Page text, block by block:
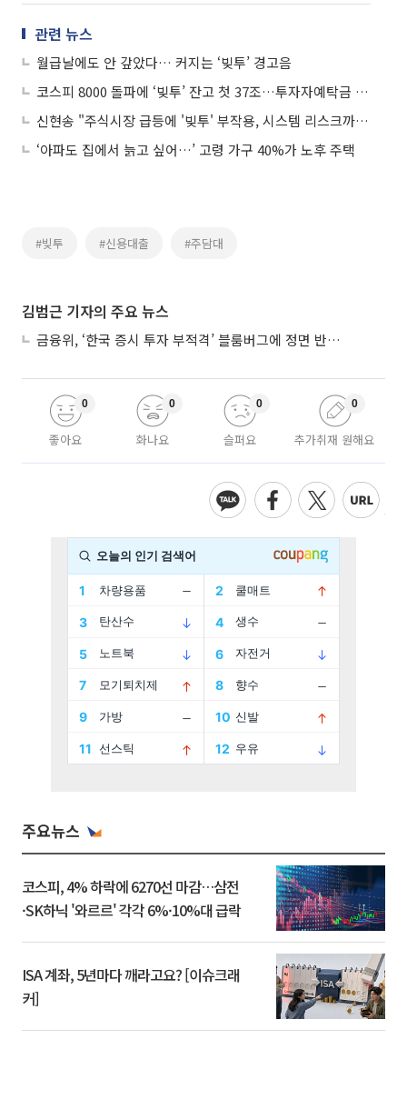
관련 뉴스
월급날에도 안 갚았다… 커지는 ‘빚투’ 경고음
코스피 8000 돌파에 ‘빚투’ 잔고 첫 37조…투자자예탁금 130조 재돌파
신현송 "주식시장 급등에 '빚투' 부작용, 시스템 리스크까진 안 갈 것"
‘아파도 집에서 늙고 싶어…’ 고령 가구 40%가 노후 주택
#빚투 #신용대출 #주담대
김범근 기자의 주요 뉴스
금융위, ‘한국 증시 투자 부적격’ 블룸버그에 정면 반박…“근거 불분명”
좋아요
0
화나요
0
슬퍼요
0
추가취재 원해요
0
주요뉴스
코스피, 4% 하락에 6270선 마감…삼전
·SK하닉 '와르르' 각각 6%·10%대 급락
ISA 계좌, 5년마다 깨라고요? [이슈크래
커]